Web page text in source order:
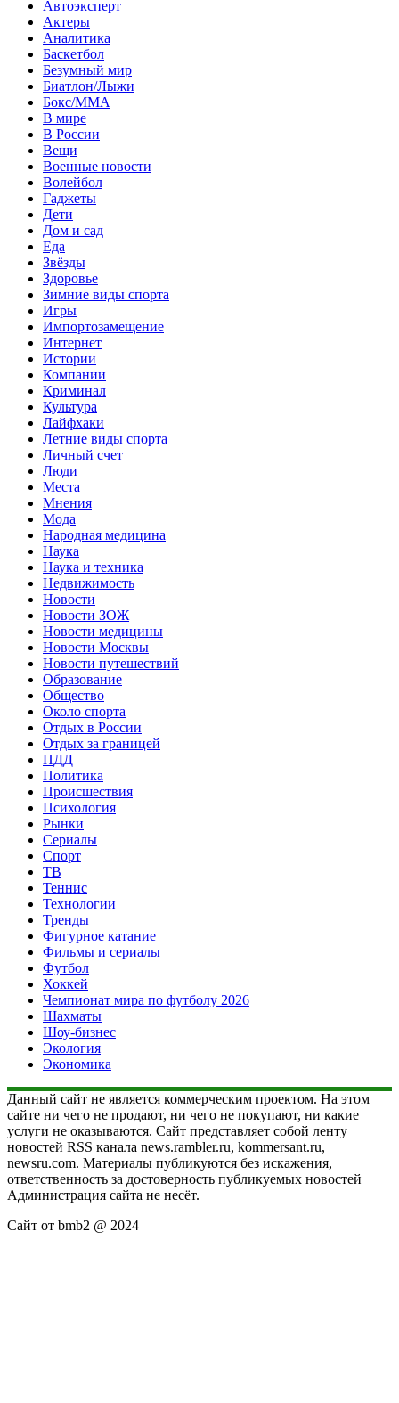
Автоэксперт
Актеры
Аналитика
Баскетбол
Безумный мир
Биатлон/Лыжи
Бокс/MMA
В мире
В России
Вещи
Военные новости
Волейбол
Гаджеты
Дети
Дом и сад
Еда
Звёзды
Здоровье
Зимние виды спорта
Игры
Импортозамещение
Интернет
Истории
Компании
Криминал
Культура
Лайфхаки
Летние виды спорта
Личный счет
Люди
Места
Мнения
Мода
Народная медицина
Наука
Наука и техника
Недвижимость
Новости
Новости ЗОЖ
Новости медицины
Новости Москвы
Новости путешествий
Образование
Общество
Около спорта
Отдых в России
Отдых за границей
ПДД
Политика
Происшествия
Психология
Рынки
Сериалы
Спорт
ТВ
Теннис
Технологии
Тренды
Фигурное катание
Фильмы и сериалы
Футбол
Хоккей
Чемпионат мира по футболу 2026
Шахматы
Шоу-бизнес
Экология
Экономика
Данный сайт не является коммерческим проектом. На этом
сайте ни чего не продают, ни чего не покупают, ни какие
услуги не оказываются. Сайт представляет собой ленту
новостей RSS канала news.rambler.ru, kommersant.ru,
newsru.com. Материалы публикуются без искажения,
ответственность за достоверность публикуемых новостей
Администрация сайта не несёт.
Сайт от bmb2 @ 2024